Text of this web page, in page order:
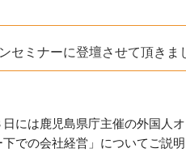
セミナーに登壇させて頂きま
日には鹿児島県庁主催の外国人
での会社経営」についてご説明